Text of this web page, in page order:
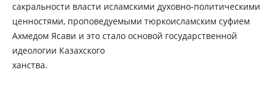
сакральности власти исламскими духовно-политическими
ценностями, проповедуемыми тюркоисламским суфием
Ахмедом Ясави и это стало основой государственной
идеологии Казахского
ханства.